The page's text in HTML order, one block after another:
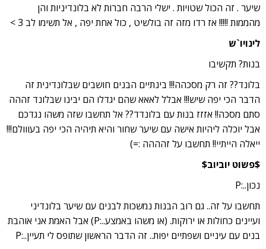
שיער . זה הכול שטויות . ישלי הרבה חברות לא בלונדיניות והן
מהממות !!!!! אז רדו מזה זה בולשיט , כול אחת יפה , אל תשימו לב 3 >
לינויו`ש
בנות? תקשיבו
בלונד?? זה רק מסכהה!!! בינתיים הבנים חושבים שבלונדינית זה
הדבר הכי יפה שיש!!! אבלל לאאא שהם יגדלו הם יבינו שבלונד זההה
סתם מסכה!! אזזז בנות עם בלונדד?? אל תחשבו שזה משהו נגדכם
אבל יוכלה ליהיות אישה עם שיער שחור והיא תיהיה הכי יפה בעווולם!!!
ייאלה הייתיי!! תחשבו על זהההה :=)
$פשוט יוביוב$
נכון..:P
תחשבו על זה.. גם רוב הבנות נמשכות לבנים עם שיער בלונדיני
ועיינים כחולות או ירוקות. (או משהו באמצע..:P) אבל האמת אני אוהבת
בנים עם עיניים ושפתיים יפות.. זה הדבר הראשון שתופס לי תעיין..:P